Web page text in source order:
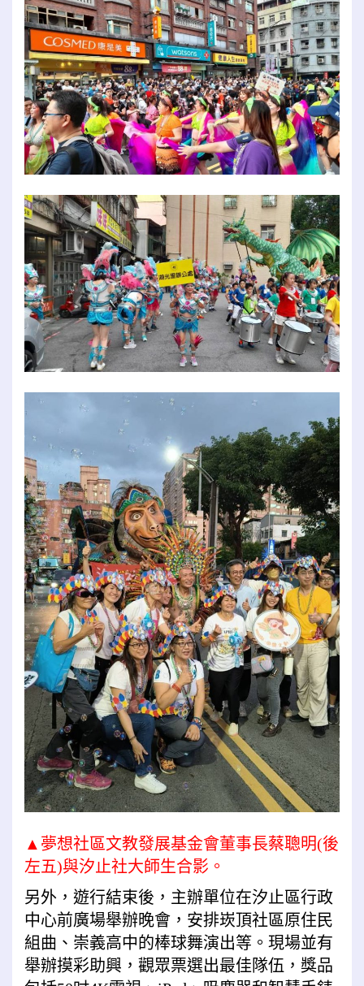
▲夢想社區文教發展基金會董事長蔡聰明(後
左五)與汐止社大師生合影。
另外，遊行結束後，主辦單位在汐止區行政
中心前廣場舉辦晚會，安排崁頂社區原住民
組曲、崇義高中的棒球舞演出等。現場並有
舉辦摸彩助興，觀眾票選出最佳隊伍，獎品